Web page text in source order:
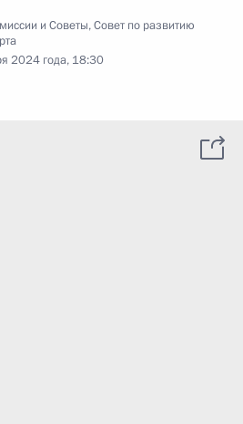
и Советы,Совет по развитию
2024 года, 18:30